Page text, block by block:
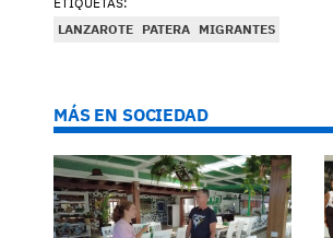
LANZAROTE PATERA MIGRANTES
MÁS EN SOCIEDAD